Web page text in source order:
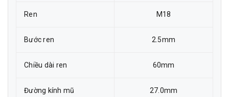
Ren M18
Bước ren 2.5mm
Chiều dài ren 60mm
Đường kính mũ 27.0mm